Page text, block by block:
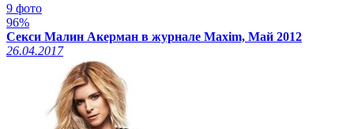
9 фото
96%
Секси Малин Акерман в журнале Maxim, Май 2012
26.04.2017